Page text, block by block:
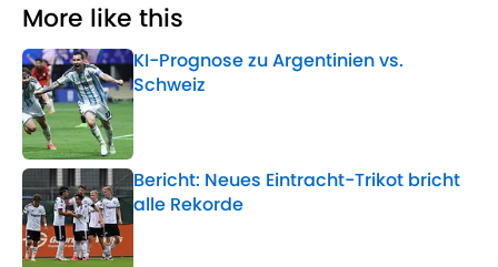
More like this
KI-Prognose zu Argentinien vs.
Schweiz
Published by on Invalid Date
Bericht: Neues Eintracht-Trikot bricht
alle Rekorde
Published by on Invalid Date